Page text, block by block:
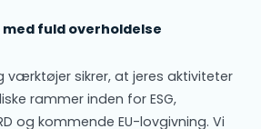
fuld overholdelse
værktøjer sikrer, at jeres aktiviteter
rammer inden for ESG,
og kommende EU-lovgivning. Vi